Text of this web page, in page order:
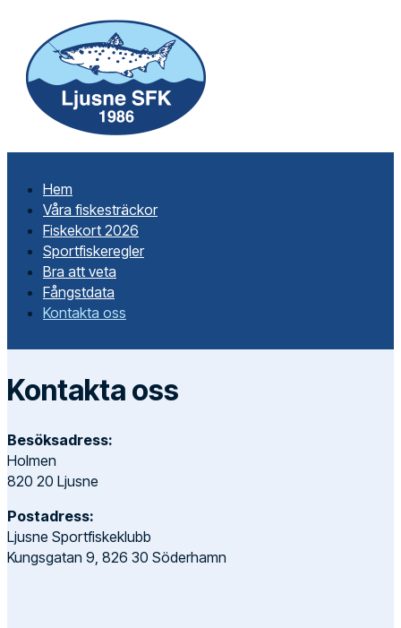
Hem
Våra fiskesträckor
Fiskekort 2026
Sportfiskeregler
Bra att veta
Fångstdata
Kontakta oss
Kontakta oss
Besöksadress:
Holmen
820 20 Ljusne
Postadress:
Ljusne Sportfiskeklubb
Kungsgatan 9, 826 30 Söderhamn